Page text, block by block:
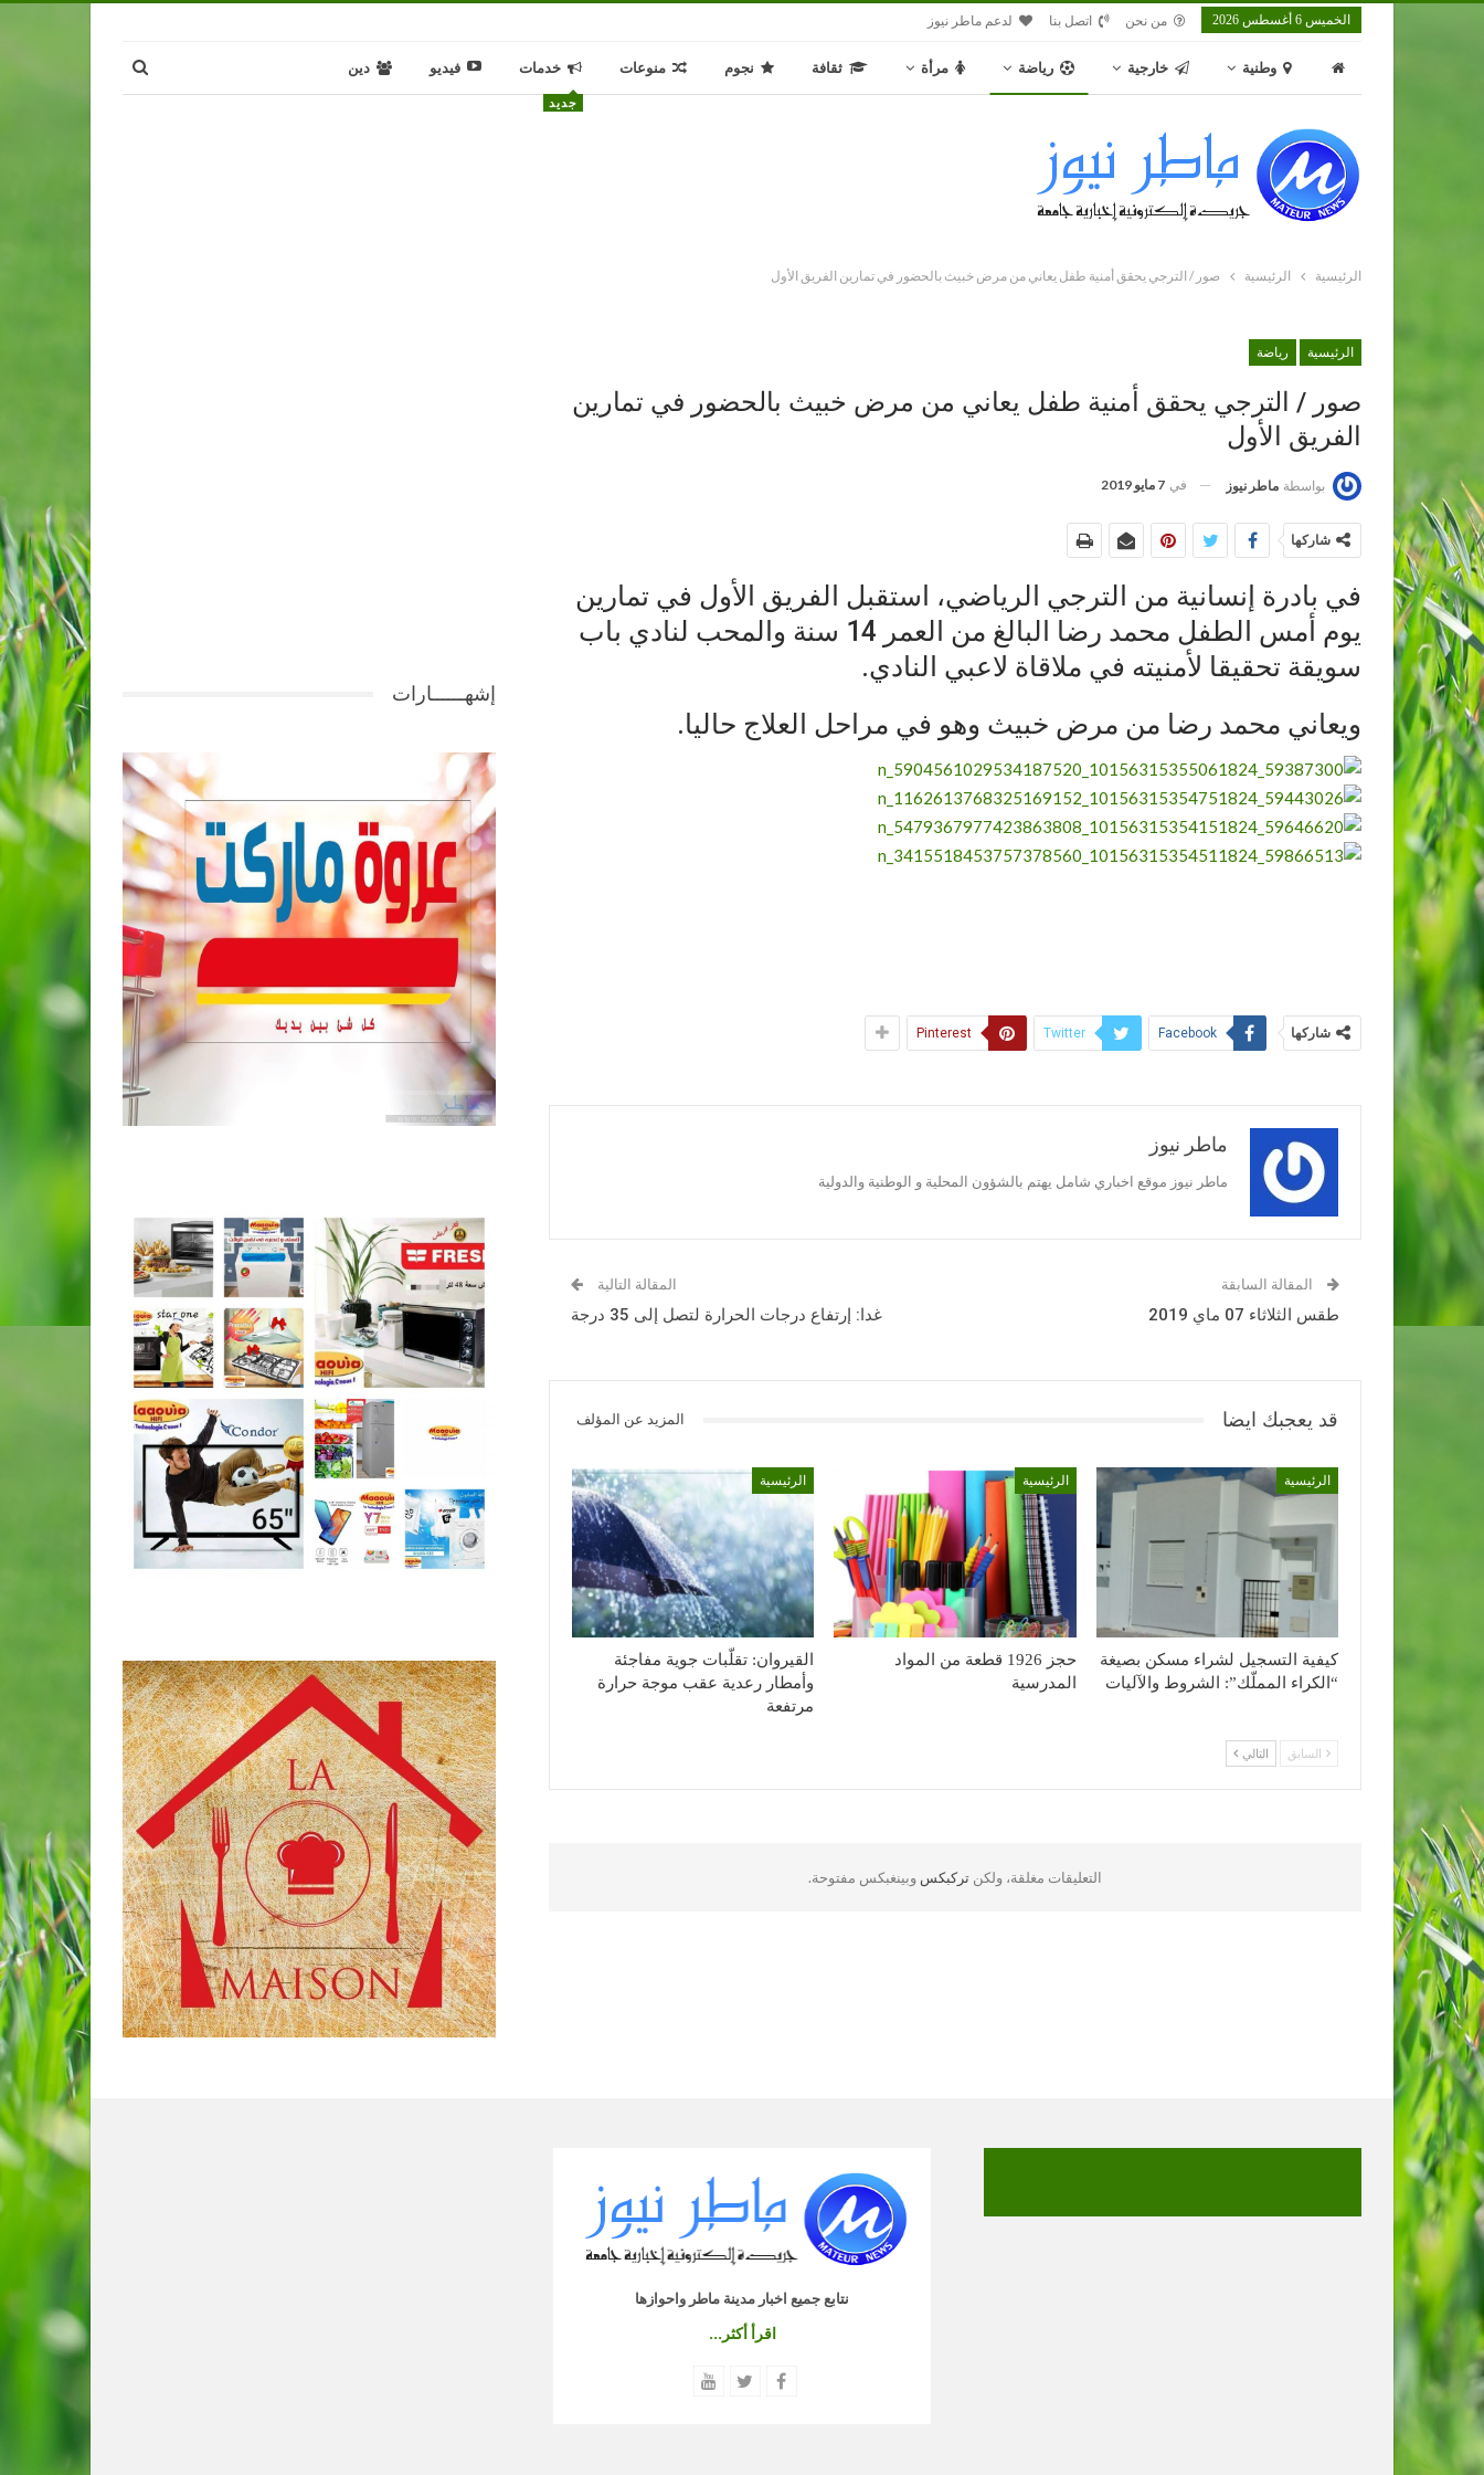
الخميس 6 أغسطس 2026 من نحن اتصل بنا لدعم ماطر نيوز
وطنية خارجية رياضة مرأة ثقافة نجوم منوعات خدمات
جديد
فيديو دين
الرئيسية الرئيسية صور / الترجي يحقق أمنية طفل يعاني من مرض خبيث بالحضور في تمارين الفريق الأول
الرئيسية رياضة
صور / الترجي يحقق أمنية طفل يعاني من مرض خبيث بالحضور في تمارين
الفريق الأول
بواسطة ماطر نيوز في 7 مايو 2019
شاركها
في بادرة إنسانية من الترجي الرياضي، استقبل الفريق الأول في تمارين
يوم أمس الطفل محمد رضا البالغ من العمر 14 سنة والمحب لنادي باب
سويقة تحقيقا لأمنيته في ملاقاة لاعبي النادي.
ويعاني محمد رضا من مرض خبيث وهو في مراحل العلاج حاليا.
شاركها Facebook
Twitter
Pinterest
ماطر نيوز
ماطر نيوز موقع اخباري شامل يهتم بالشؤون المحلية و الوطنية والدولية
المقالة السابقة
طقس الثلاثاء 07 ماي 2019
المقالة التالية
غدا: إرتفاع درجات الحرارة لتصل إلى 35 درجة
قد يعجبك ايضا المزيد عن المؤلف
الرئيسية
كيفية التسجيل لشراء مسكن بصيغة
“الكراء المملّك”: الشروط والآليات
الرئيسية
حجز 1926 قطعة من المواد
المدرسية
الرئيسية
القيروان: تقلّبات جوية مفاجئة
وأمطار رعدية عقب موجة حرارة
مرتفعة
السابق التالي
التعليقات مغلقة، ولكن تركبكس وبينغبكس مفتوحة.
إشهــــــارات
نتابع جميع اخبار مدينة ماطر واحوازها
اقرأ أكثر...